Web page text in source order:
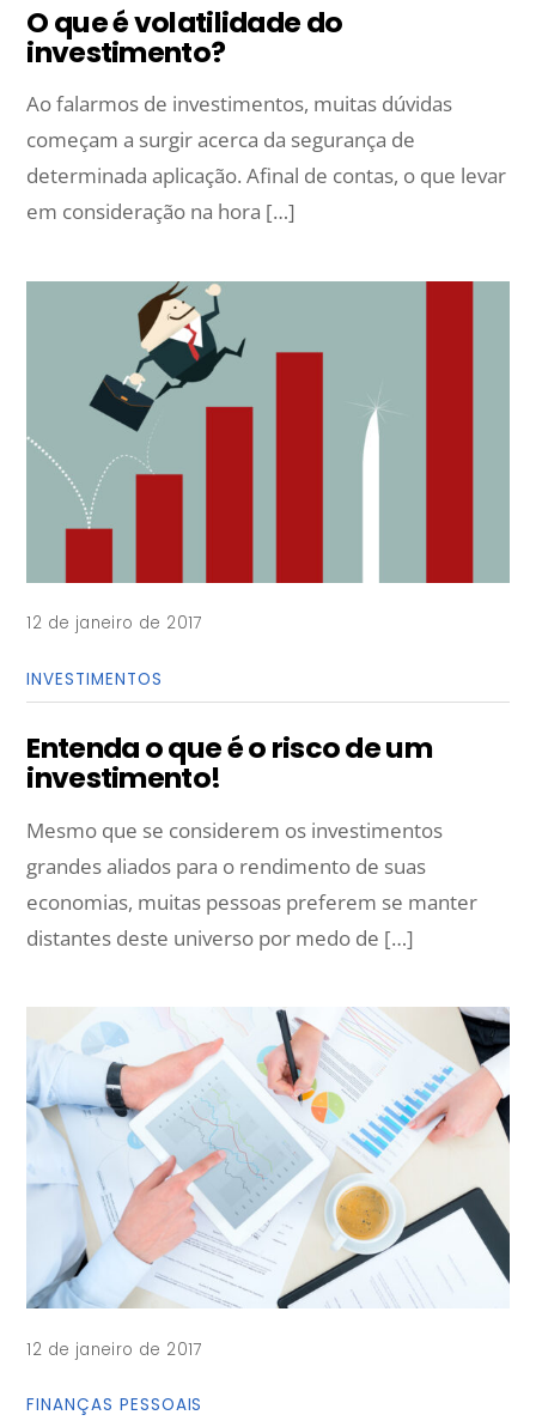
O que é volatilidade do
investimento?
Ao falarmos de investimentos, muitas dúvidas
começam a surgir acerca da segurança de
determinada aplicação. Afinal de contas, o que levar
em consideração na hora […]
12 de janeiro de 2017
INVESTIMENTOS
Entenda o que é o risco de um
investimento!
Mesmo que se considerem os investimentos
grandes aliados para o rendimento de suas
economias, muitas pessoas preferem se manter
distantes deste universo por medo de […]
12 de janeiro de 2017
FINANÇAS PESSOAIS